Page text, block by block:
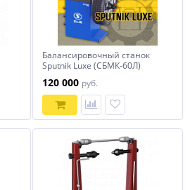
Балансировочный станок
Sputnik Luxe (СБМК-60Л)
120 000 руб.